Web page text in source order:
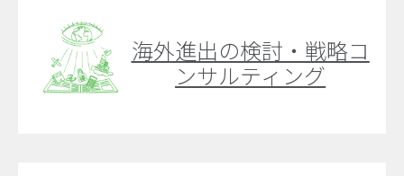
海外進出の検討・戦略コ
ンサルティング